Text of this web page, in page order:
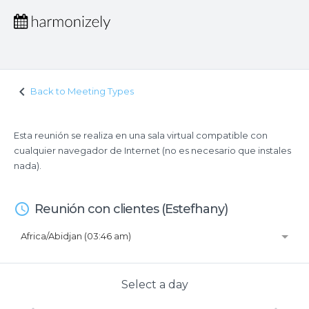
keyboard_arrow_left Back to Meeting Types
Esta reunión se realiza en una sala virtual compatible con
cualquier navegador de Internet (no es necesario que instales
nada).
access_time Reunión con clientes (Estefhany)
Africa/Abidjan (03:46 am)
Select a day